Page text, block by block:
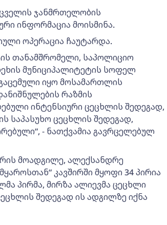
ჯანმრთელობის
ინფორმაცია მოისმინა.
ოპერაცია ჩაუტარდა.
თანამშრომელი, საპოლიციო
მუნიციპალიტეტის სოფელ
იყო მოსამართლის
რაზმის
ინტენსიური ცეცხლის შედეგად,
საპასუხო ცეცხლის შედეგად,
- ნათქვამია გავრცელებულ
მოადგილე, ალექსანდრე
კავშირში მყოფი 34 პირია
პირმა, მირზა ალიევმა ცეცხლი
შედეგად ის ადგილზე იქნა